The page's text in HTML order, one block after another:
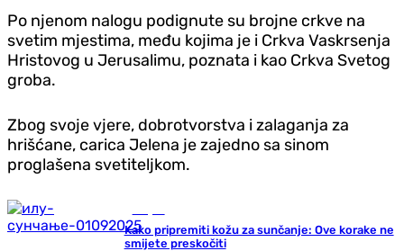
Po njenom nalogu podignute su brojne crkve na
svetim mjestima, među kojima je i Crkva Vaskrsenja
Hristovog u Jerusalimu, poznata i kao Crkva Svetog
groba.
Zbog svoje vjere, dobrotvorstva i zalaganja za
hrišćane, carica Jelena je zajedno sa sinom
proglašena svetiteljkom.
Kako pripremiti kožu za sunčanje: Ove korake ne
smijete preskočiti